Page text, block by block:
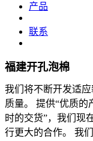
产品
联系
福建开孔泡棉
我们将不断开发适
质量。 提供“优质的
时的交货”，我们现
行更大的合作。 我